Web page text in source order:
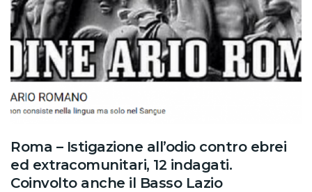
Roma – Istigazione all’odio contro ebrei
ed extracomunitari, 12 indagati.
Coinvolto anche il Basso Lazio